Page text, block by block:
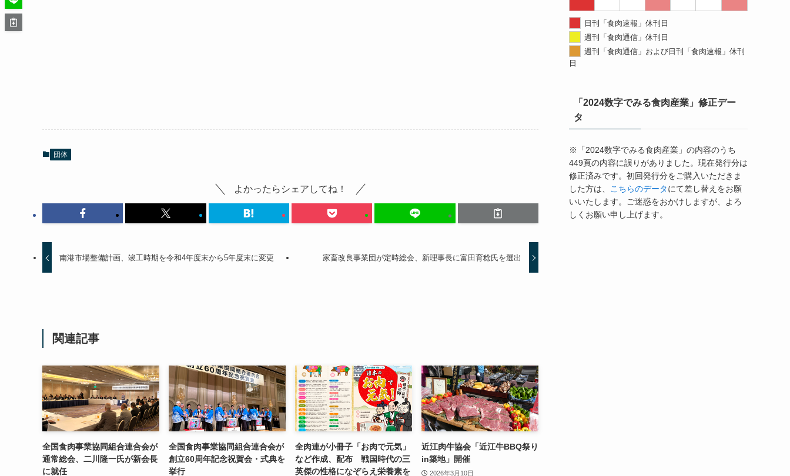
団体
よかったらシェアしてね！
南港市場整備計画、竣工時期を令和4年度末から5年度末に変更 家畜改良事業団が定時総会、新理事長に富田育稔氏を選出
関連記事
全国食肉事業協同組合連合会が
通常総会、二川隆一氏が新会長
に就任
全国食肉事業協同組合連合会が
創立60周年記念祝賀会・式典を
挙行
全肉連が小冊子「お肉で元気」
など作成、配布 戦国時代の三
英傑の性格になぞらえ栄養素を
近江肉牛協会「近江牛BBQ祭り
in築地」開催
2026年3月10日
日刊「食肉速報」休刊日
週刊「食肉通信」休刊日
週刊「食肉通信」および日刊「食肉速報」休刊
日
「2024数字でみる食肉産業」修正デー
タ
※「2024数字でみる食肉産業」の内容のうち
449頁の内容に誤りがありました。現在発行分は
修正済みです。初回発行分をご購入いただきま
した方は、
こちらのデータにて差し替えをお願
いいたします。ご迷惑をおかけしますが、よろ
しくお願い申し上げます。